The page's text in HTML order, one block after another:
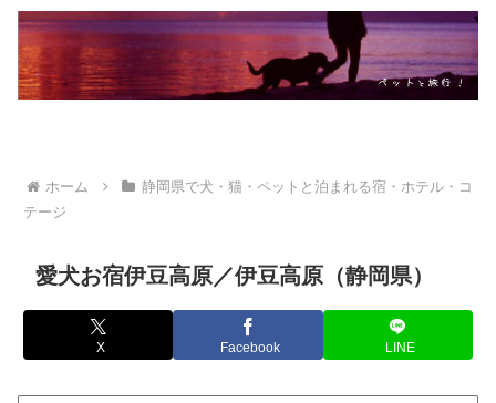
ホーム
静岡県で犬・猫・ペットと泊まれる宿・ホテル・コ
テージ
愛犬お宿伊豆高原／伊豆高原（静岡県）
X Facebook LINE